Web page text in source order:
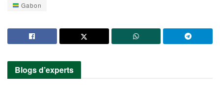
Gabon
Blogs d’experts